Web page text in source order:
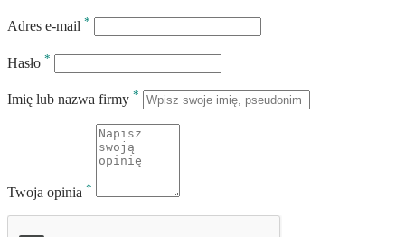
Adres e-mail *
Hasło *
Imię lub nazwa firmy *
Twoja opinia *